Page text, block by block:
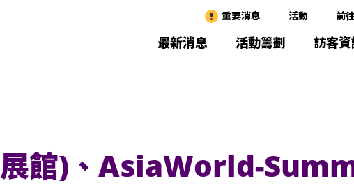
重要消息 活動 前
最新消息 活動籌劃 訪客
館)、AsiaWorld-